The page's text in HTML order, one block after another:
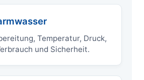
Temperatur, Druck,
und Sicherheit.